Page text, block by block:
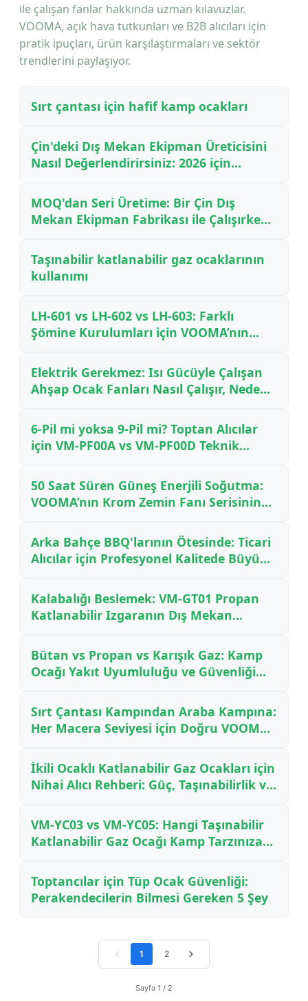
ile çalışan fanlar hakkında uzman kılavuzlar.
VOOMA, açık hava tutkunları ve B2B alıcıları için
pratik ipuçları, ürün karşılaştırmaları ve sektör
trendlerini paylaşıyor.
Sırt çantası için hafif kamp ocakları
Çin'deki Dış Mekan Ekipman Üreticisini
Nasıl Değerlendirirsiniz: 2026 için
Alıcısı Kontrol Listesi
MOQ'dan Seri Üretime: Bir Çin Dış
Mekan Ekipman Fabrikası ile Çalışırken
Rehber
Taşınabilir katlanabilir gaz ocaklarının
kullanımı
LH-601 vs LH-602 vs LH-603: Farklı
Şömine Kurulumları için VOOMA’nın
Fanlarının Karşılaştırılması
Elektrik Gerekmez: Isı Gücüyle Çalışan
Ahşap Ocak Fanları Nasıl Çalışır, Neden
Seçmelisiniz
6-Pil mi yoksa 9-Pil mi? Toptan Alıcılar
için VM-PF00A vs VM-PF00D Teknik
50 Saat Süren Güneş Enerjili Soğutma:
VOOMA’nın Krom Zemin Fanı Serisinin
Arka Bahçe BBQ'larının Ötesinde: Ticari
Alıcılar için Profesyonel Kalitede Büyük
Kalabalığı Beslemek: VM-GT01 Propan
Katlanabilir Izgaranın Dış Mekan
Değiştirici Olduğu
Bütan vs Propan vs Karışık Gaz: Kamp
Ocağı Yakıt Uyumluluğu ve Güvenliği
Sırt Çantası Kampından Araba Kampına:
Her Macera Seviyesi için Doğru VOOMA
İkili Ocaklı Katlanabilir Gaz Ocakları için
Nihai Alıcı Rehberi: Güç, Taşınabilirlik ve
VM-YC03 vs VM-YC05: Hangi Taşınabilir
Katlanabilir Gaz Ocağı Kamp Tarzınıza
Karşılaştırma
Toptancılar için Tüp Ocak Güvenliği:
Perakendecilerin Bilmesi Gereken 5 Şey
‹ 1 2 ›
Sayfa 1 / 2